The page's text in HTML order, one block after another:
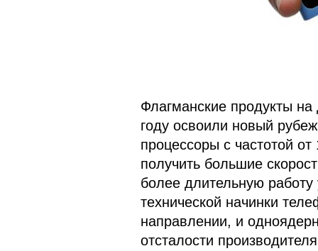
Флагманские продукты
году освоили новый
процессоры с частотой
получить большие
более длительную
технической начинки
направлении, и
отсталости